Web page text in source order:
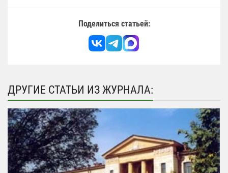
Поделиться статьей:
ДРУГИЕ СТАТЬИ ИЗ ЖУРНАЛА: